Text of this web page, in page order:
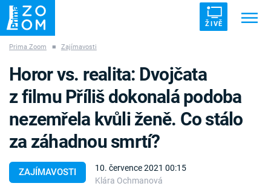
ŽIVĚ
ZÁHADY VETŘELCI DÁVNOVĚKU
Témata
Prima Zoom ■ Zajímavosti
ZAJÍMAVOSTI
10. července 2021 00:15
Klára Ochmanová
Horor vs. realita: Dvojčata
z filmu Příliš dokonalá podoba
nezemřela kvůli ženě. Co stálo
za záhadnou smrtí?